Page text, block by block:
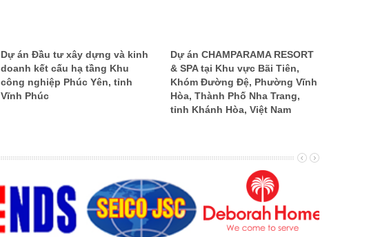
Dự án Đầu tư xây dựng và kinh
doanh kết cấu hạ tầng Khu
công nghiệp Phúc Yên, tỉnh
Vĩnh Phúc
Dự án CHAMPARAMA RESORT
& SPA tại Khu vực Bãi Tiên,
Khóm Đường Đệ, Phường Vĩnh
Hòa, Thành Phố Nha Trang,
tỉnh Khánh Hòa, Việt Nam